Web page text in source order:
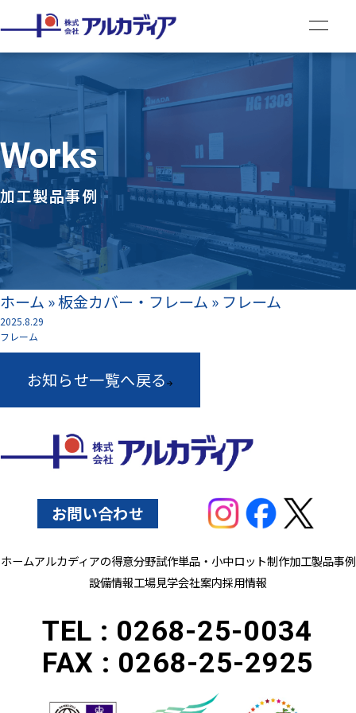
Works
加工製品事例
ホーム »板金カバー・フレーム » フレーム
2025.8.29
フレーム
お知らせ一覧へ戻る
ホームアルカディアの得意分野試作単品・小中ロット制作加工製品事例
設備情報工場見学会社案内採用情報
お問い合わせ
TEL : 0268-25-0034
FAX : 0268-25-2925